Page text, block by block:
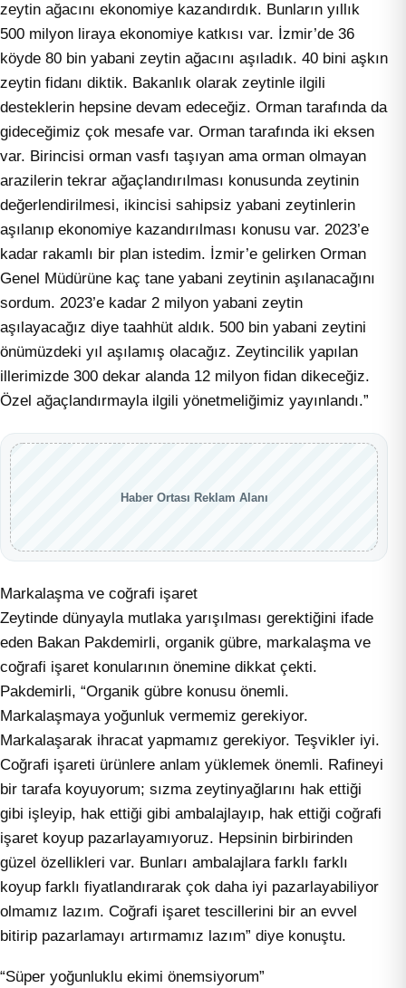
zeytin ağacını ekonomiye kazandırdık. Bunların yıllık
500 milyon liraya ekonomiye katkısı var. İzmir’de 36
köyde 80 bin yabani zeytin ağacını aşıladık. 40 bini aşkın
zeytin fidanı diktik. Bakanlık olarak zeytinle ilgili
desteklerin hepsine devam edeceğiz. Orman tarafında da
gideceğimiz çok mesafe var. Orman tarafında iki eksen
var. Birincisi orman vasfı taşıyan ama orman olmayan
arazilerin tekrar ağaçlandırılması konusunda zeytinin
değerlendirilmesi, ikincisi sahipsiz yabani zeytinlerin
aşılanıp ekonomiye kazandırılması konusu var. 2023’e
kadar rakamlı bir plan istedim. İzmir’e gelirken Orman
Genel Müdürüne kaç tane yabani zeytinin aşılanacağını
sordum. 2023’e kadar 2 milyon yabani zeytin
aşılayacağız diye taahhüt aldık. 500 bin yabani zeytini
önümüzdeki yıl aşılamış olacağız. Zeytincilik yapılan
illerimizde 300 dekar alanda 12 milyon fidan dikeceğiz.
Özel ağaçlandırmayla ilgili yönetmeliğimiz yayınlandı.”
Haber Ortası Reklam Alanı
Markalaşma ve coğrafi işaret
Zeytinde dünyayla mutlaka yarışılması gerektiğini ifade
eden Bakan Pakdemirli, organik gübre, markalaşma ve
coğrafi işaret konularının önemine dikkat çekti.
Pakdemirli, “Organik gübre konusu önemli.
Markalaşmaya yoğunluk vermemiz gerekiyor.
Markalaşarak ihracat yapmamız gerekiyor. Teşvikler iyi.
Coğrafi işareti ürünlere anlam yüklemek önemli. Rafineyi
bir tarafa koyuyorum; sızma zeytinyağlarını hak ettiği
gibi işleyip, hak ettiği gibi ambalajlayıp, hak ettiği coğrafi
işaret koyup pazarlayamıyoruz. Hepsinin birbirinden
güzel özellikleri var. Bunları ambalajlara farklı farklı
koyup farklı fiyatlandırarak çok daha iyi pazarlayabiliyor
olmamız lazım. Coğrafi işaret tescillerini bir an evvel
bitirip pazarlamayı artırmamız lazım” diye konuştu.
“Süper yoğunluklu ekimi önemsiyorum”